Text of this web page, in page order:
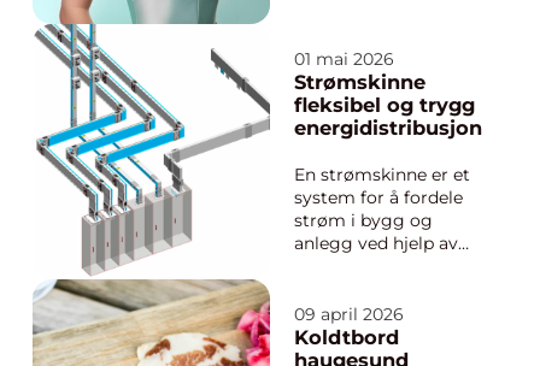
bakterier hver eneste
dag. Når den får riktig
pleie, holder den seg
sterkere, friskere og
over tid. Mange
opplever likevel a...
01 mai 2026
Strømskinne
fleksibel og trygg
energidistribusjon
En strømskinne er et
system for å fordele
strøm i bygg og
anlegg ved hjelp av
for tradisjonelle
kabler. Løsningen gir
høy sikkerhet, enklere
09 april 2026
Koldtbord
haugesund